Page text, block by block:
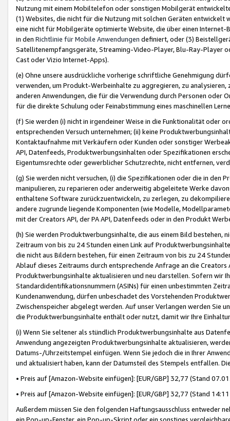
Nutzung mit einem Mobiltelefon oder sonstigen Mobilgerät
(1) Websites, die nicht für die Nutzung mit solchen Geräten
eine nicht für Mobilgeräte optimierte Website, die über einen
in den Richtlinie für Mobile Anwendungen definiert, oder (3)
Satellitenempfangsgeräte, Streaming-Video-Player, Blu-Ray-Player
Cast oder Vizio Internet-Apps).
(e) Ohne unsere ausdrückliche vorherige schriftliche Genehmigung
verwenden, um Produkt-Werbeinhalte zu aggregieren, zu
anderen Anwendungen, die für die Verwendung durch Personen
für die direkte Schulung oder Feinabstimmung eines maschinellen
(f) Sie werden (i) nicht in irgendeiner Weise in die Funktionalität oder
entsprechenden Versuch unternehmen; (ii) keine
Kontaktaufnahme mit Verkäufern oder Kunden oder sonstiger
API, Datenfeeds, Produktwerbungsinhalten oder Spezifikationen
Eigentumsrechte oder gewerblicher Schutzrechte, nicht entfernen,
(g) Sie werden nicht versuchen, (i) die Spezifikationen oder die in
manipulieren, zu reparieren oder anderweitig abgeleitete Werke
enthaltene Software zurückzuentwickeln, zu zerlegen, zu
andere zugrunde liegende Komponenten (wie Modelle,
mit der Creators API, der PA API, Datenfeeds oder in den Produkt
(h) Sie werden Produktwerbungsinhalte, die aus einem Bild bestehen,
Zeitraum von bis zu 24 Stunden einen Link auf
die nicht aus Bildern bestehen, für einen Zeitraum von bis zu 24
Ablauf dieses Zeitraums durch entsprechende Anfrage an die
Produktwerbungsinhalte aktualisieren und neu darstellen. Sofern wir
Standardidentifikationsnummern (ASINs) für einen unbestimmten
Kundenanwendung, dürfen unbeschadet des Vorstehenden
Zwischenspeicher abgelegt werden. Auf unser Verlangen werden Sie
die Produktwerbungsinhalte enthält oder nutzt, damit wir Ihre
(i) Wenn Sie seltener als stündlich Produktwerbungsinhalte aus
Anwendung angezeigten Produktwerbungsinhalte aktualisieren,
Datums-/Uhrzeitstempel einfügen. Wenn Sie jedoch die in Ihrer
und aktualisiert haben, kann der Datumsteil des Stempels entfallen.
• Preis auf [Amazon-Website einfügen]: [EUR/GBP] 32,77 (Stand
• Preis auf [Amazon-Website einfügen]: [EUR/GBP] 32,77 (Stand
Außerdem müssen Sie den folgenden Haftungsausschluss entweder
ein Pop-up-Fenster, ein Pop-up-Skript oder ein sonstiges